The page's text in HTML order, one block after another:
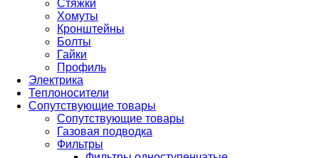
Стяжки
Хомуты
Кронштейны
Болты
Гайки
Профиль
Электрика
Теплоносители
Сопутствующие товары
Сопутствующие товары
Газовая подводка
Фильтры